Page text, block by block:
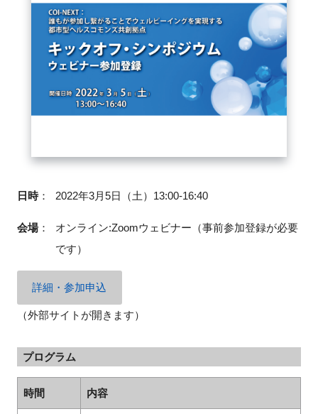
日時： 2022年3月5日（土）13:00-16:40
会場：
オンライン:Zoomウェビナー（事前参加登録が必要
です）
詳細・参加申込
（外部サイトが開きます）
プログラム
時間 内容